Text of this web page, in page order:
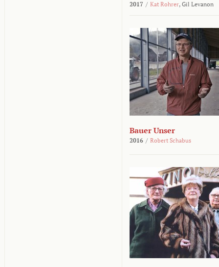
2017 / Kat Rohrer, Gil Levanon
Bauer Unser
2016 / Robert Schabus